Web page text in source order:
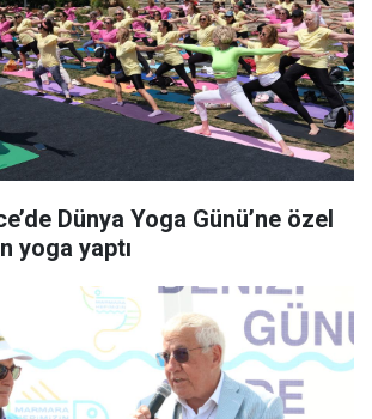
Dünya Yoga Günü’ne özel
yoga yaptı